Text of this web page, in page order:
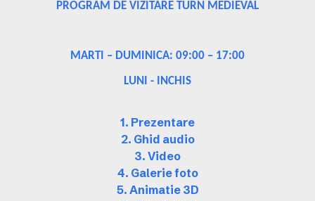
PROGRAM DE VIZITARE TURN MEDIEVAL
MARTI – DUMINICA: 09:00 – 17:00
LUNI - INCHIS
1. Prezentare
2. Ghid audio
3. Video
4. Galerie foto
5. Animatie 3D